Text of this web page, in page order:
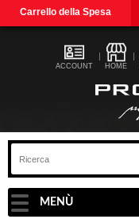
Carrello della Spesa
ACCOUNT HOME
MENÙ